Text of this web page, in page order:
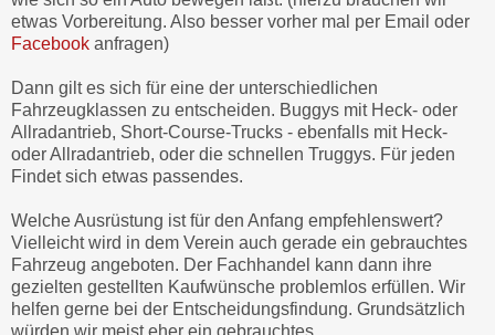
etwas Vorbereitung. Also besser vorher mal per Email oder
Facebook anfragen)
Dann gilt es sich für eine der unterschiedlichen
Fahrzeugklassen zu entscheiden. Buggys mit Heck- oder
Allradantrieb, Short-Course-Trucks - ebenfalls mit Heck-
oder Allradantrieb, oder die schnellen Truggys. Für jeden
Findet sich etwas passendes.
Welche Ausrüstung ist für den Anfang empfehlenswert?
Vielleicht wird in dem Verein auch gerade ein gebrauchtes
Fahrzeug angeboten. Der Fachhandel kann dann ihre
gezielten gestellten Kaufwünsche problemlos erfüllen. Wir
helfen gerne bei der Entscheidungsfindung. Grundsätzlich
würden wir meist eher ein gebrauchtes